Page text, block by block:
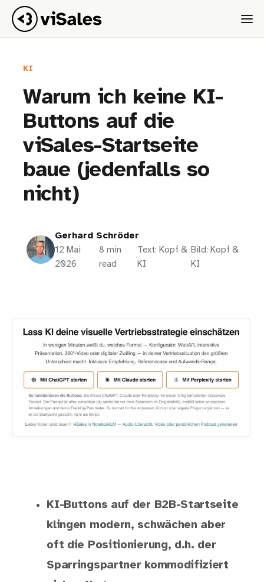
KI
Warum ich keine KI-
Buttons auf die
viSales-Startseite
baue (jedenfalls so
nicht)
Gerhard Schröder
12 Mai
2026
·
8 min
read
·
Text: Kopf &
KI
·
Bild: Kopf &
KI
KI-Buttons auf der B2B-Startseite
klingen modern, schwächen aber
oft die Positionierung, d.h. der
Sparringspartner kommodifiziert